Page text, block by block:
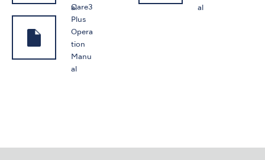
al
al
Care3
Plus
Opera
tion
Manu
al